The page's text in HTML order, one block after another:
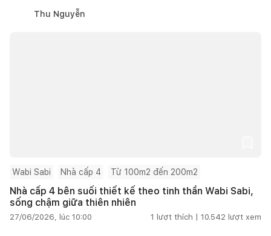
Thu Nguyễn
Wabi Sabi Nhà cấp 4 Từ 100m2 đến 200m2
Nhà cấp 4 bên suối thiết kế theo tinh thần Wabi Sabi,
sống chậm giữa thiên nhiên
27/06/2026, lúc 10:00 1 lượt thích | 10.542 lượt xem